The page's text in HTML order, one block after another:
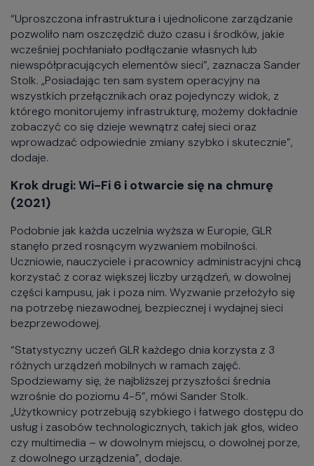
“Uproszczona infrastruktura i ujednolicone zarządzanie
pozwoliło nam oszczędzić dużo czasu i środków, jakie
wcześniej pochłaniało podłączanie własnych lub
niewspółpracujących elementów sieci”, zaznacza Sander
Stolk. „Posiadając ten sam system operacyjny na
wszystkich przełącznikach oraz pojedynczy widok, z
którego monitorujemy infrastrukturę, możemy dokładnie
zobaczyć co się dzieje wewnątrz całej sieci oraz
wprowadzać odpowiednie zmiany szybko i skutecznie”,
dodaje.
Krok drugi: Wi-Fi 6 i otwarcie się na chmurę
(2021)
Podobnie jak każda uczelnia wyższa w Europie, GLR
stanęło przed rosnącym wyzwaniem mobilności.
Uczniowie, nauczyciele i pracownicy administracyjni chcą
korzystać z coraz większej liczby urządzeń, w dowolnej
części kampusu, jak i poza nim. Wyzwanie przełożyło się
na potrzebę niezawodnej, bezpiecznej i wydajnej sieci
bezprzewodowej.
“Statystyczny uczeń GLR każdego dnia korzysta z 3
różnych urządzeń mobilnych w ramach zajęć.
Spodziewamy się, że najbliższej przyszłości średnia
wzrośnie do poziomu 4-5”, mówi Sander Stolk.
„Użytkownicy potrzebują szybkiego i łatwego dostępu do
usług i zasobów technologicznych, takich jak głos, wideo
czy multimedia – w dowolnym miejscu, o dowolnej porze,
z dowolnego urządzenia”, dodaje.